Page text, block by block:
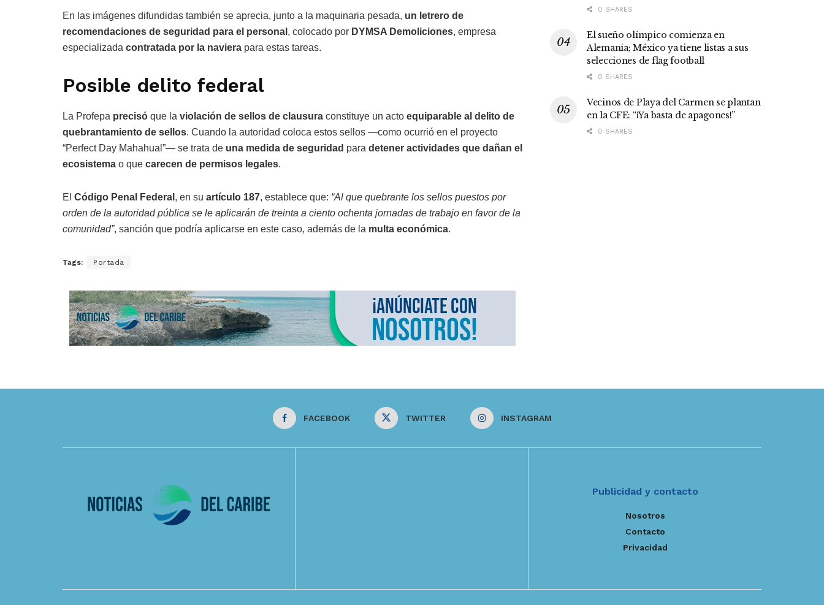
En las imágenes difundidas también se aprecia, junto a la maquinaria pesada, un letrero de
recomendaciones de seguridad para el personal , colocado por DYMSA Demoliciones, empresa
especializada contratada por la naviera para estas tareas.
Posible delito federal
La Profepa precisó que la violación de sellos de clausura constituye un acto equiparable al delito de
quebrantamiento de sellos. Cuando la autoridad coloca estos sellos —como ocurrió en el proyecto
“Perfect Day Mahahual”— se trata de una medida de seguridad para detener actividades que dañan el
ecosistema o que carecen de permisos legales.
El Código Penal Federal , en su artículo 187, establece que: “Al que quebrante los sellos puestos por
orden de la autoridad pública se le aplicarán de treinta a ciento ochenta jornadas de trabajo en favor de la
comunidad”, sanción que podría aplicarse en este caso, además de la multa económica.
Tags: Portada
0 SHARES
El sueño olímpico comienza en
Alemania; México ya tiene listas a sus
selecciones de flag football
0 SHARES
Vecinos de Playa del Carmen se plantan
en la CFE: “¡Ya basta de apagones!”
0 SHARES
FACEBOOK TWITTER INSTAGRAM
Publicidad y contacto
Nosotros
Contacto
Privacidad